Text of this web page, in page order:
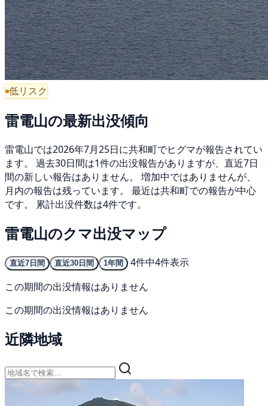
低リスク
雷電山の最新出没傾向
雷電山では2026年7月25日に共和町でヒグマが報告されてい
ます。 過去30日間は1件の出没報告がありますが、直近7日
間の新しい報告はありません。 増加中ではありませんが、
月内の報告は残っています。 最近は共和町での報告が中心
です。 累計出没件数は4件です。
雷電山のクマ出没マップ
直近7日間 直近30日間 1年間
4件中4件表示
この期間の出没情報はありません
この期間の出没情報はありません
近隣地域